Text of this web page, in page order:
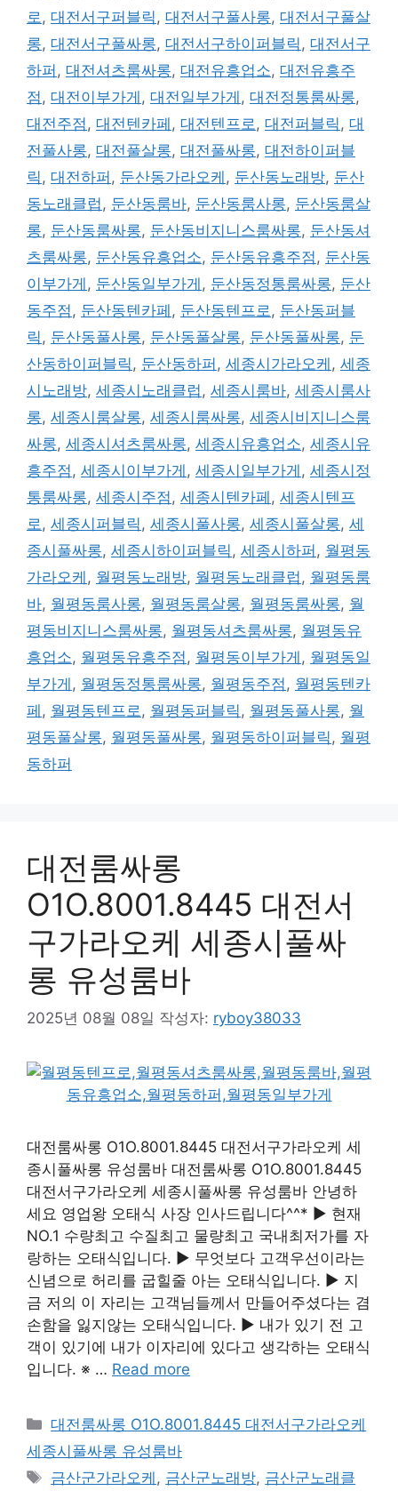
로 , 대전서구퍼블릭 , 대전서구풀사롱, 대전서구풀살
롱, 대전서구풀싸롱, 대전서구하이퍼블릭 , 대전서구
하퍼 , 대전셔츠룸싸롱, 대전유흥업소, 대전유흥주
점 , 대전이부가게 , 대전일부가게 , 대전정통룸싸롱,
대전주점 , 대전텐카페 , 대전텐프로 , 대전퍼블릭 , 대
전풀사롱, 대전풀살롱, 대전풀싸롱, 대전하이퍼블
릭 , 대전하퍼 , 둔산동가라오케 , 둔산동노래방, 둔산
동노래클럽 , 둔산동룸바, 둔산동룸사롱, 둔산동룸살
롱, 둔산동룸싸롱, 둔산동비지니스룸싸롱, 둔산동셔
츠룸싸롱, 둔산동유흥업소, 둔산동유흥주점 , 둔산동
이부가게 , 둔산동일부가게 , 둔산동정통룸싸롱, 둔산
동주점 , 둔산동텐카페 , 둔산동텐프로 , 둔산동퍼블
릭 , 둔산동풀사롱, 둔산동풀살롱, 둔산동풀싸롱, 둔
산동하이퍼블릭 , 둔산동하퍼 , 세종시가라오케 , 세종
시노래방, 세종시노래클럽 , 세종시룸바, 세종시룸사
롱, 세종시룸살롱, 세종시룸싸롱, 세종시비지니스룸
싸롱, 세종시셔츠룸싸롱, 세종시유흥업소, 세종시유
흥주점 , 세종시이부가게 , 세종시일부가게 , 세종시정
통룸싸롱, 세종시주점 , 세종시텐카페 , 세종시텐프
로 , 세종시퍼블릭 , 세종시풀사롱, 세종시풀살롱, 세
종시풀싸롱, 세종시하이퍼블릭 , 세종시하퍼 , 월평동
가라오케 , 월평동노래방, 월평동노래클럽 , 월평동룸
바, 월평동룸사롱, 월평동룸살롱, 월평동룸싸롱, 월
평동비지니스룸싸롱, 월평동셔츠룸싸롱, 월평동유
흥업소, 월평동유흥주점 , 월평동이부가게 , 월평동일
부가게 , 월평동정통룸싸롱, 월평동주점 , 월평동텐카
페 , 월평동텐프로 , 월평동퍼블릭 , 월평동풀사롱, 월
평동풀살롱, 월평동풀싸롱, 월평동하이퍼블릭 , 월평
동하퍼
대전룸싸롱
O1O.8001.8445 대전서
구가라오케 세종시풀싸
롱 유성룸바
2025년 08월 08일 작성자: ryboy38033
대전룸싸롱 O1O.8001.8445 대전서구가라오케 세
종시풀싸롱 유성룸바 대전룸싸롱 O1O.8001.8445
대전서구가라오케 세종시풀싸롱 유성룸바 안녕하
세요 영업왕 오태식 사장 인사드립니다^^* ▶ 현재
NO.1 수량최고 수질최고 물량최고 국내최저가를 자
랑하는 오태식입니다. ▶ 무엇보다 고객우선이라는
신념으로 허리를 굽힐줄 아는 오태식입니다. ▶ 지
금 저의 이 자리는 고객님들께서 만들어주셨다는 겸
손함을 잃지않는 오태식입니다. ▶ 내가 있기 전 고
객이 있기에 내가 이자리에 있다고 생각하는 오태식
입니다. ※ … Read more
카
테
리
대전룸싸롱 O1O.8001.8445 대전서구가라오케
세종시풀싸롱 유성룸바
태
금산군가라오케 , 금산군노래방, 금산군노래클